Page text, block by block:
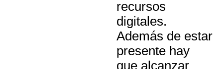
recursos
digitales.
Además de estar
presente hay
que alcanzar